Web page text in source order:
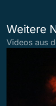
Weitere
Videos aus